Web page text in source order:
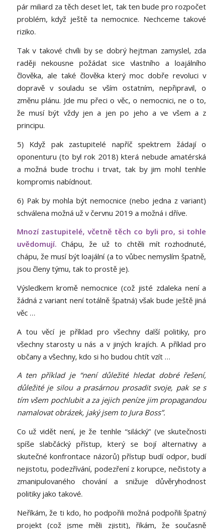
pár miliard za těch deset let, tak ten bude pro rozpočet
problém, když ještě ta nemocnice. Nechceme takové
riziko.
Tak v takové chvíli by se dobrý hejtman zamyslel, zda
raději nekousne požádat sice vlastního a loajálního
člověka, ale také člověka který moc dobře revoluci v
dopravě v souladu se vším ostatním, nepřipravil, o
změnu plánu. Jde mu přeci o věc, o nemocnici, ne o to,
že musí být vždy jen a jen po jeho a ve všem a z
principu.
5) Když pak zastupitelé napříč spektrem žádají o
oponenturu (to byl rok 2018) která nebude amatérská
a možná bude trochu i trvat, tak by jim mohl tenhle
kompromis nabídnout.
6) Pak by mohla být nemocnice (nebo jedna z variant)
schválena možná už v červnu 2019 a možná i dříve.
Mnozí zastupitelé, včetně těch co byli pro, si tohle
uvědomují. Chápu, že už to chtěli mít rozhodnuté,
chápu, že musí být loajální (a to vůbec nemyslím špatně,
jsou členy týmu, tak to prostě je).
Výsledkem kromě nemocnice (což jisté zdaleka není a
žádná z variant není totálně špatná) však bude ještě jiná
věc …
A tou věcí je příklad pro všechny další politiky, pro
všechny starosty u nás a v jiných krajích. A příklad pro
občany a všechny, kdo si ho budou chtít vzít …
A ten příklad je “není důležité hledat dobré řešení,
důležité je silou a prasárnou prosadit svoje, pak se s
tím všem pochlubit a za jejich peníze jim propagandou
namalovat obrázek, jaký jsem to Jura Boss”.
Co už vidět není, je že tenhle “silácký” (ve skutečnosti
spíše slabčácký přístup, který se bojí alternativy a
skutečné konfrontace názorů) přístup budí odpor, budí
nejistotu, podezřívání, podezření z korupce, nečistoty a
zmanipulovaného chování a snižuje důvěryhodnost
politiky jako takové.
Neříkám, že ti kdo, ho podpořili možná podpořili špatný
projekt (což jsme měli zjistit), říkám, že současně